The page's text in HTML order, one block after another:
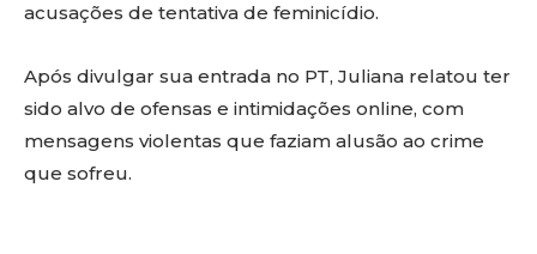
acusações de tentativa de feminicídio.
Após divulgar sua entrada no PT, Juliana relatou ter
sido alvo de ofensas e intimidações online, com
mensagens violentas que faziam alusão ao crime
que sofreu.